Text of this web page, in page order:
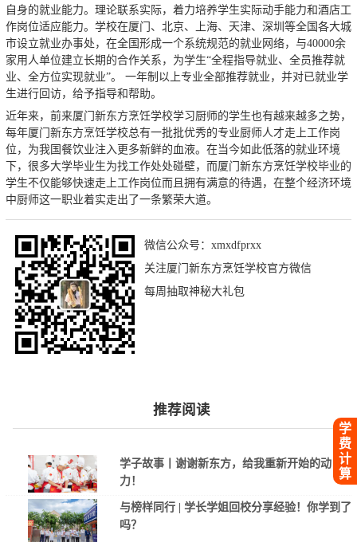
学
费
计
算
自身的就业能力。理论联系实际，着力培养学生实际动手能力和酒店工
作岗位适应能力。学校在厦门、北京、上海、天津、深圳等全国各大城
市设立就业办事处，在全国形成一个系统规范的就业网络，与40000余
家用人单位建立长期的合作关系，为学生“全程指导就业、全员推荐就
业、全方位实现就业”。 一年制以上专业全部推荐就业，并对已就业学
生进行回访，给予指导和帮助。
近年来，前来厦门新东方烹饪学校学习厨师的学生也有越来越多之势，
每年厦门新东方烹饪学校总有一批批优秀的专业厨师人才走上工作岗
位，为我国餐饮业注入更多新鲜的血液。在当今如此低落的就业环境
下，很多大学毕业生为找工作处处碰壁，而厦门新东方烹饪学校毕业的
学生不仅能够快速走上工作岗位而且拥有满意的待遇，在整个经济环境
中厨师这一职业着实走出了一条繁荣大道。
微信公众号：xmxdfprxx
关注厦门新东方烹饪学校官方微信
每周抽取神秘大礼包
推荐阅读
学子故事丨谢谢新东方，给我重新开始的动
力！
与榜样同行 | 学长学姐回校分享经验！你学到了
吗？